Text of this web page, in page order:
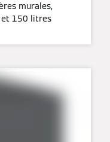
murales,
et 150 litres